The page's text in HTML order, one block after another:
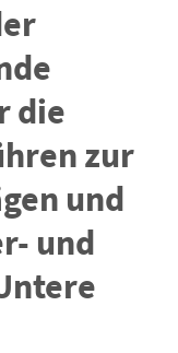
die
zur
und
und